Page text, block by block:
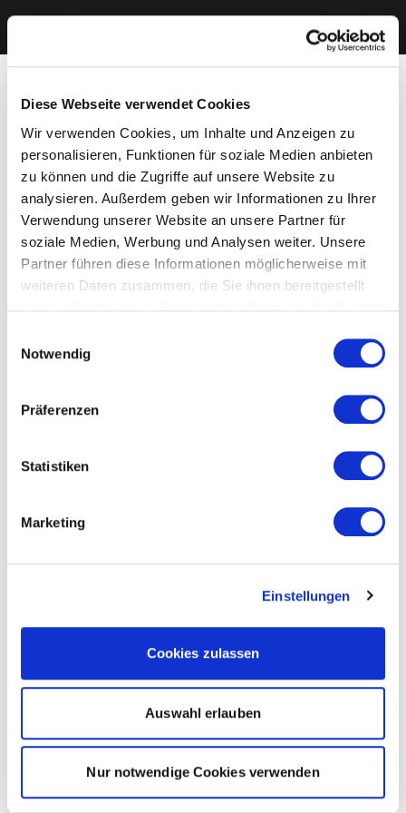
Diese Webseite verwendet Cookies
Wir verwenden Cookies, um Inhalte und Anzeigen zu
personalisieren, Funktionen für soziale Medien anbieten
zu können und die Zugriffe auf unsere Website zu
analysieren. Außerdem geben wir Informationen zu Ihrer
Verwendung unserer Website an unsere Partner für
soziale Medien, Werbung und Analysen weiter. Unsere
Partner führen diese Informationen möglicherweise mit
weiteren Daten zusammen, die Sie ihnen bereitgestellt
Cookies, wenn Sie unsere Webseite weiterhin nutzen.
Notwendig
Präferenzen
Statistiken
Marketing
Einstellungen
Cookies zulassen
Auswahl erlauben
Nur notwendige Cookies verwenden